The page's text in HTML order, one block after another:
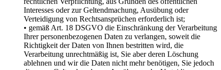
Interesses oder zur Geltendmachung, Ausübung oder
Verteidigung von Rechtsansprüchen erforderlich ist;
• gemäß Art. 18 DSGVO die Einschränkung der Verarbeitung
Ihrer personenbezogenen Daten zu verlangen, soweit die
Richtigkeit der Daten von Ihnen bestritten wird, die
Verarbeitung unrechtmäßig ist, Sie aber deren Löschung
ablehnen und wir die Daten nicht mehr benötigen, Sie jedoch